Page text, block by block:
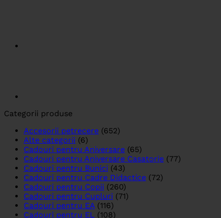
Categorii produse
Accesorii petrecere (652)
Alte categorii (6)
Cadouri pentru Aniversare (65)
Cadouri pentru Aniversare Casatorie (77)
Cadouri pentru Bunici (43)
Cadouri pentru Cadre Didactice (72)
Cadouri pentru Copii (260)
Cadouri pentru Cupluri (71)
Cadouri pentru EA (116)
Cadouri pentru EL (108)